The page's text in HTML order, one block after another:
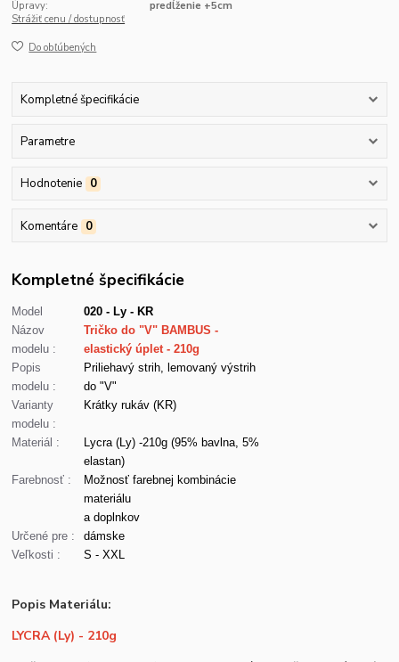
Úpravy:
predĺženie +5cm
Strážiť cenu / dostupnosť
Do obľúbených
Kompletné špecifikácie
Parametre
Hodnotenie 0
Komentáre 0
Kompletné špecifikácie
Model
020 - Ly - KR
Názov
modelu :
Tričko do "V" BAMBUS -
elastický úplet - 210g
Popis
modelu :
Priliehavý strih, lemovaný výstrih
do "V"
Varianty
modelu :
Krátky rukáv (KR)
Materiál :
Lycra (Ly) -210g (95% bavlna, 5%
elastan)
Farebnosť :
Možnosť farebnej kombinácie
materiálu
a doplnkov
Určené pre :
dámske
Veľkosti :
S - XXL
Popis Materiálu:
LYCRA (Ly) - 210g